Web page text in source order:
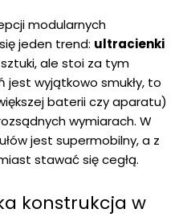
modularnych
jeden trend: ultracienki
ale stoi za tym
jest wyjątkowo smukły, to
baterii czy aparatu)
wymiarach. W
jest supermobilny, a z
stawać się cegłą.
konstrukcja w